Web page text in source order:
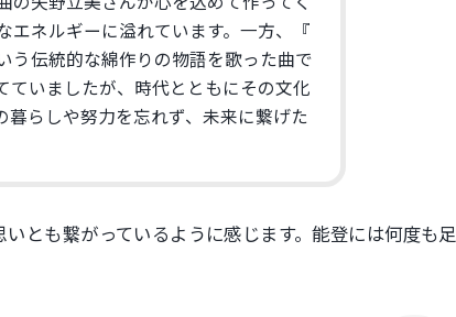
エネルギーに溢れています。一方、『
う伝統的な綿作りの物語を歌った曲で
いましたが、
時代とともにその文化
暮らしや努力を忘れず、未来に繋げた
いとも繋がっているように感じます。能登には何度も足